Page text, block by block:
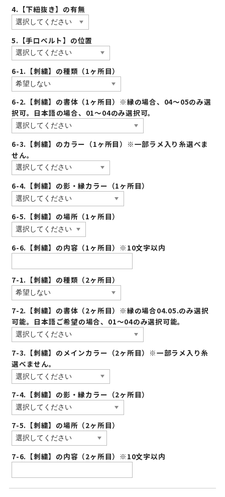
4.【下紐抜き】の有無
5.【手口ベルト】の位置
6-1.【刺繍】の種類（1ヶ所目）
6-2.【刺繍】の書体（1ヶ所目）※縁の場合、04〜05のみ選
択可。日本語の場合、01〜04のみ選択可。
6-3.【刺繍】のカラー（1ヶ所目）※一部ラメ入り糸選べま
せん。
6-4.【刺繍】の影・縁カラー（1ヶ所目）
6-5.【刺繍】の場所（1ヶ所目）
6-6.【刺繍】の内容（1ヶ所目）※10文字以内
7-1.【刺繍】の種類（2ヶ所目）
7-2.【刺繍】の書体（2ヶ所目）※縁の場合04.05.のみ選択
可能。日本語ご希望の場合、01〜04のみ選択可能。
7-3.【刺繍】のメインカラー（2ヶ所目）※一部ラメ入り糸
選べません。
7-4.【刺繍】の影・縁カラー（2ヶ所目）
7-5.【刺繍】の場所（2ヶ所目）
7-6.【刺繍】の内容（2ヶ所目）※10文字以内